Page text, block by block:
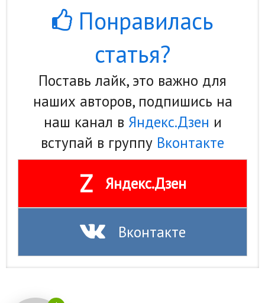
Понравилась
статья?
Поставь лайк, это важно для
наших авторов, подпишись на
наш канал в Яндекс.Дзен и
вступай в группу Вконтакте
Z Яндекс.Дзен
Вконтакте